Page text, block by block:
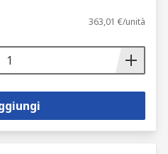
363,01 €/unità